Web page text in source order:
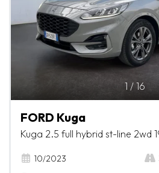
1 / 16
FORD Kuga
Kuga 2.5 full hybrid st-line 2wd
10/2023